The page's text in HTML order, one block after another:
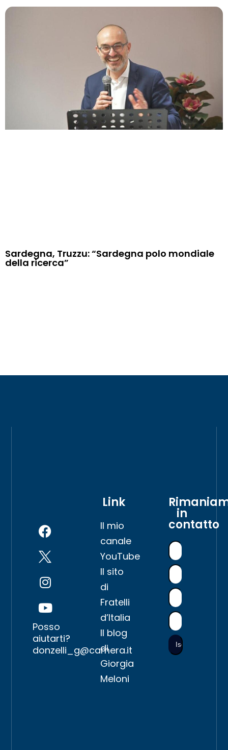
Sardegna, Truzzu: “Sardegna polo mondiale
della ricerca”
Posso
aiutarti?
donzelli_g@camera.it
Link
Il mio
canale
YouTube
Il sito
di
Fratelli
d’Italia
Il blog
di
Giorgia
Meloni
in
contatto